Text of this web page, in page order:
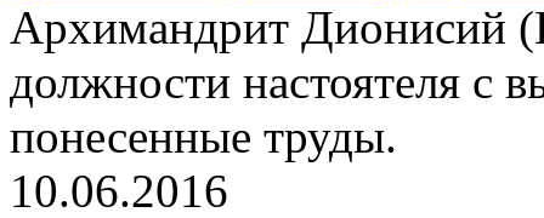
Архимандрит Дионисий
должности настоятеля с
понесенные труды.
10.06.2016